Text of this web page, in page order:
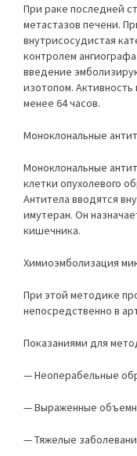
При раке последней
метастазов печени.
внутрисосудистая
контролем
введение
изотопом. Активность
менее 64 часов.
Моноклональные
Моноклональные
клетки опухолевого
Антитела вводятся
имутеран. Он
кишечника.
Химиоэмболизация
При этой методике
непосредственно в
Показаниями для
— Неоперабельные
— Выраженные
— Тяжелые